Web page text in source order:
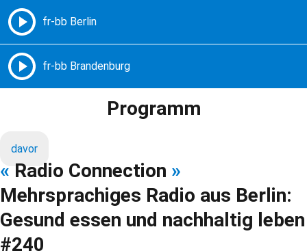
Freie Radios – Berlin Brandenburg
Programm
davor
« Radio Connection »
Mehrsprachiges Radio aus Berlin:
Gesund essen und nachhaltig leben
#240